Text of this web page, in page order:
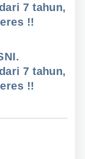
7 tahun,
!!
7 tahun,
!!